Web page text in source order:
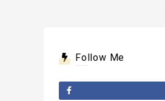
Follow Me